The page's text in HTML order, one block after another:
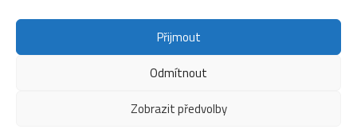
Přijmout
Odmítnout
Zobrazit předvolby
Fotografie Audio
Copyright © 2026Média IKSŽ. All rights reserved.
Theme: ColorMag Pro byThemeGrill. Drevet av